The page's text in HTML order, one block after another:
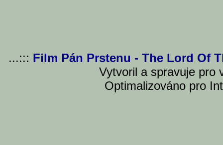
...::: Film Pán Prstenu - The Lord Of
Vytvoril a spravuje pro
Optimalizováno pro